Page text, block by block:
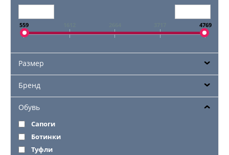
559 4769
Размер
Бренд
Обувь
Сапоги
Ботинки
Туфли